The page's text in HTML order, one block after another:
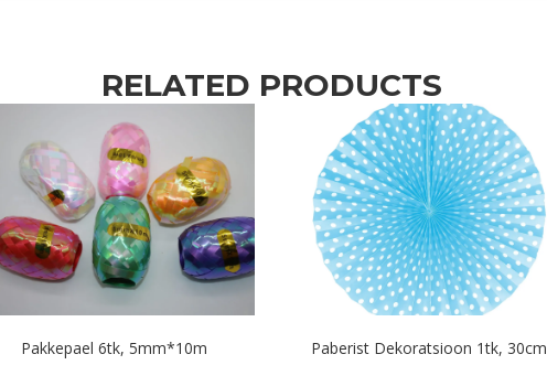
RELATED PRODUCTS
Pakkepael 6tk, 5mm*10m
Paberist Dekoratsioon 1tk, 30cm